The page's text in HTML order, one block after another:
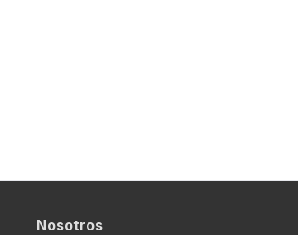
Nosotros